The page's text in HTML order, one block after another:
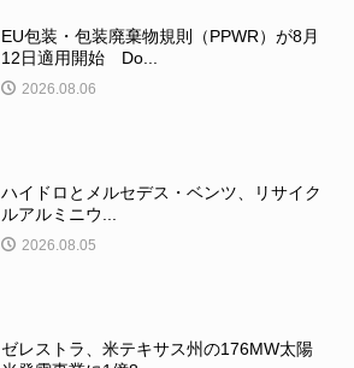
EU包装・包装廃棄物規則（PPWR）が8月
12日適用開始 Do...
2026.08.06
ハイドロとメルセデス・ベンツ、リサイク
ルアルミニウ...
2026.08.05
ゼレストラ、米テキサス州の176MW太陽